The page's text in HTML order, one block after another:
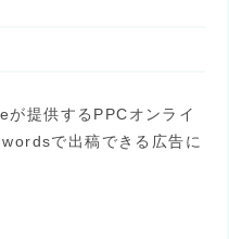
提供するPPCオンライ
で出稿できる広告に